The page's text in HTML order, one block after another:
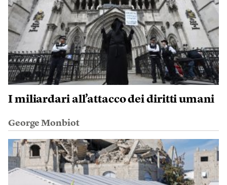
I miliardari all’attacco dei diritti umani
George Monbiot